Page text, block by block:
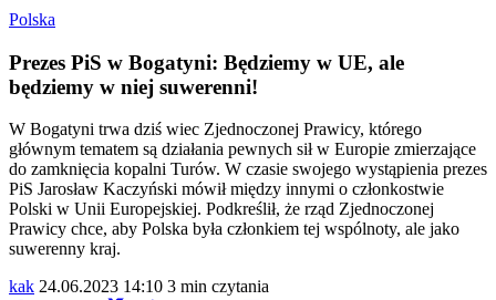
Polska
Prezes PiS w Bogatyni: Będziemy w UE, ale
będziemy w niej suwerenni!
W Bogatyni trwa dziś wiec Zjednoczonej Prawicy, którego
głównym tematem są działania pewnych sił w Europie zmierzające
do zamknięcia kopalni Turów. W czasie swojego wystąpienia prezes
PiS Jarosław Kaczyński mówił między innymi o członkostwie
Polski w Unii Europejskiej. Podkreślił, że rząd Zjednoczonej
Prawicy chce, aby Polska była członkiem tej wspólnoty, ale jako
suwerenny kraj.
kak 24.06.2023 14:10 3 min czytania